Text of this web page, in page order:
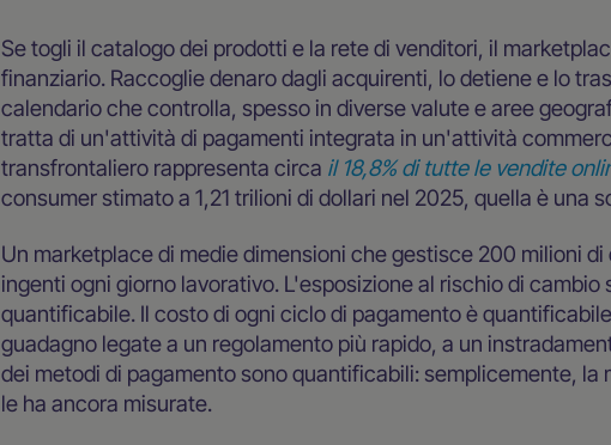
Se togli il catalogo dei prodotti e la rete di venditori, il
finanziario. Raccoglie denaro dagli acquirenti, lo detiene e lo
calendario che controlla, spesso in diverse valute e aree
tratta di un'attività di pagamenti integrata in un'attività
transfrontaliero rappresenta circa il 18,8% di tutte le vendite
consumer stimato a 1,21 trilioni di dollari nel 2025, quella è una
Un marketplace di medie dimensioni che gestisce 200 milioni
ingenti ogni giorno lavorativo. L'esposizione al rischio di
quantificabile. Il costo di ogni ciclo di pagamento è
guadagno legate a un regolamento più rapido, a un
dei metodi di pagamento sono quantificabili: semplicemente, la
le ha ancora misurate.